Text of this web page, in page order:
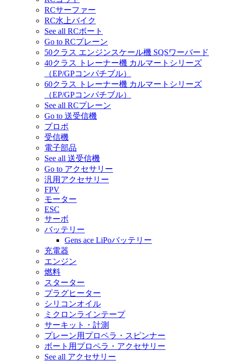
RCサーファー
RC水上バイク
See all RCボート
Go to RCプレーン
50クラス エンジンスケール機 SQSワーバード
40クラス トレーナー機 カルマートシリーズ
（EP/GPコンパチブル）
60クラス トレーナー機 カルマートシリーズ
（EP/GPコンパチブル）
See all RCプレーン
Go to 送受信機
プロポ
受信機
電子部品
See all 送受信機
Go to アクセサリー
汎用アクセサリー
FPV
モーター
ESC
サーボ
バッテリー
Gens ace LiPoバッテリー
充電器
エンジン
燃料
スターター
プラグヒーター
シリコンオイル
ミクロンラインテープ
サーキット・計測
プレーン用プロペラ・スピンナー
ボート用プロペラ・アクセサリー
See all アクセサリー